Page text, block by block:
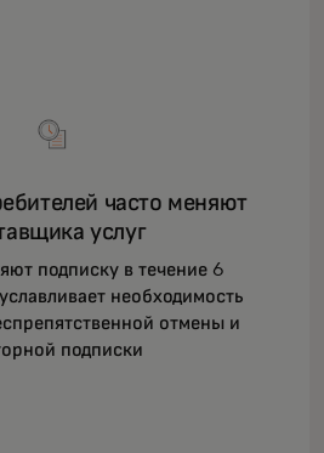
часто меняют
услуг
подписку в течение 6
необходимость
отмены и
подписки